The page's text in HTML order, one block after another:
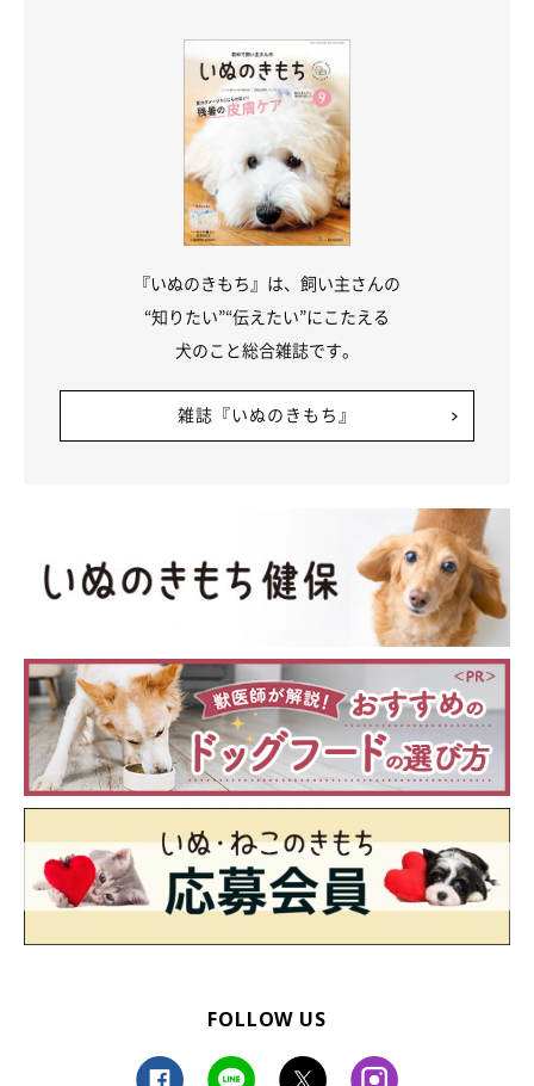
最後にご紹介するのは、チワワのエリーちゃんです。「もう起き
「電池切れ」した犬たちの、かわいい寝落ち姿の写真をご紹介し
ました。こんな無防備な姿を見せてくれるのは、愛犬にとって安
『いぬのきもち』は、飼い主さんの
“知りたい”“伝えたい”にこたえる
犬のこと総合雑誌です。
雑誌『いぬのきもち』
FOLLOW US